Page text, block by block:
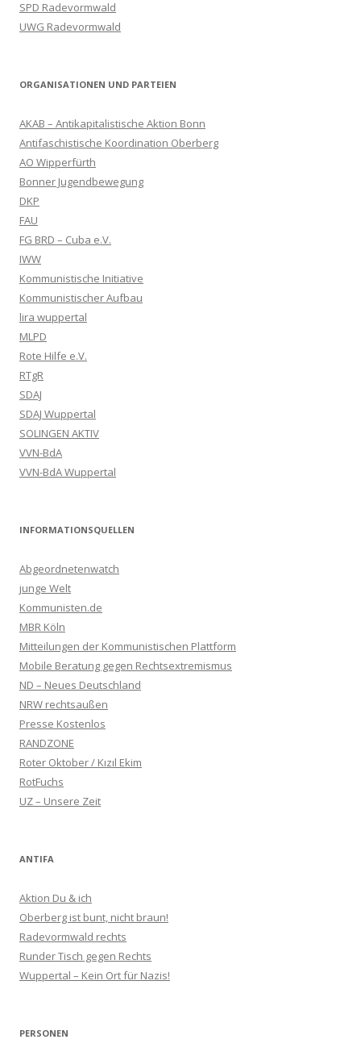
SPD Radevormwald
UWG Radevormwald
ORGANISATIONEN UND PARTEIEN
AKAB – Antikapitalistische Aktion Bonn
Antifaschistische Koordination Oberberg
AO Wipperfürth
Bonner Jugendbewegung
DKP
FAU
FG BRD – Cuba e.V.
IWW
Kommunistische Initiative
Kommunistischer Aufbau
lira wuppertal
MLPD
Rote Hilfe e.V.
RTgR
SDAJ
SDAJ Wuppertal
SOLINGEN AKTIV
VVN-BdA
VVN-BdA Wuppertal
INFORMATIONSQUELLEN
Abgeordnetenwatch
junge Welt
Kommunisten.de
MBR Köln
Mitteilungen der Kommunistischen Plattform
Mobile Beratung gegen Rechtsextremismus
ND – Neues Deutschland
NRW rechtsaußen
Presse Kostenlos
RANDZONE
Roter Oktober / Kızıl Ekim
RotFuchs
UZ – Unsere Zeit
ANTIFA
Aktion Du & ich
Oberberg ist bunt, nicht braun!
Radevormwald rechts
Runder Tisch gegen Rechts
Wuppertal – Kein Ort für Nazis!
PERSONEN